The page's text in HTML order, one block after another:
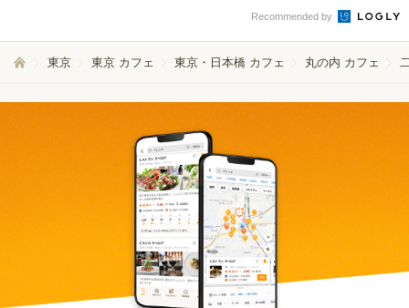
Recommended by
東京 東京 カフェ 東京・日本橋 カフェ 丸の内 カフェ